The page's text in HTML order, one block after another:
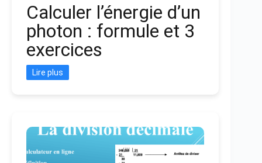
Calculer l’énergie d’un
photon : formule et 3
exercices
Lire plus